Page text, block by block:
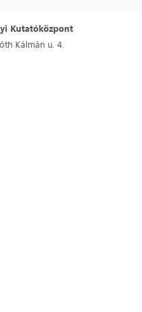
Kutatóközpont
Kálmán u. 4.